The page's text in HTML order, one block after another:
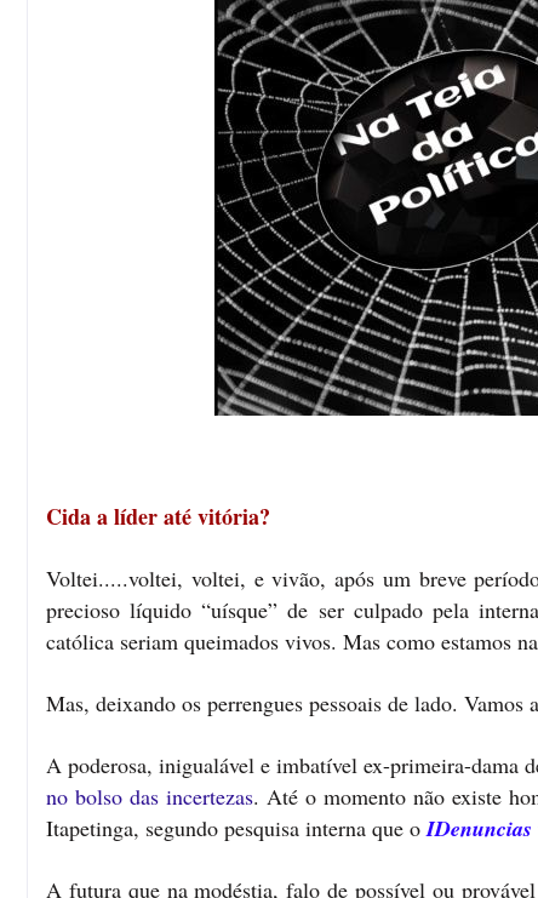
Cida a líder até vitória?
Voltei.....voltei, voltei, e vivão, após um breve
precioso líquido “uísque” de ser culpado pela
católica seriam queimados vivos. Mas como estamos
Mas, deixando os perrengues pessoais de lado. Vamos
A poderosa, inigualável e imbatível ex-primeira-dama
no bolso das incertezas. Até o momento não existe
Itapetinga, segundo pesquisa interna que oIDenuncias
A futura que na modéstia, falo de possível ou